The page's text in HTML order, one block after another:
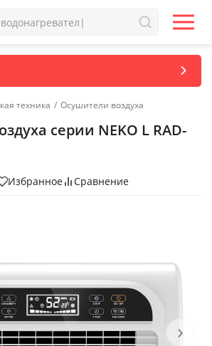
техника / Осушители воздуха
серии NEKO L RAD-
Избранное Сравнение
›